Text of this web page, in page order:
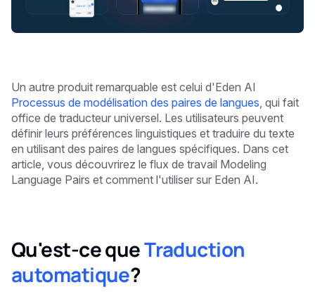
Un autre produit remarquable est celui d'Eden AI
Processus de modélisation des paires de langues , qui fait
office de traducteur universel. Les utilisateurs peuvent
définir leurs préférences linguistiques et traduire du texte
en utilisant des paires de langues spécifiques. Dans cet
article, vous découvrirez le flux de travail Modeling
Language Pairs et comment l'utiliser sur Eden AI.
Qu'est-ce queTraduction
automatique?